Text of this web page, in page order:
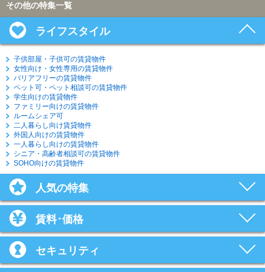
その他の特集一覧
ライフスタイル
子供部屋・子供可の賃貸物件
女性向け・女性専用の賃貸物件
バリアフリーの賃貸物件
ペット可・ペット相談可の賃貸物件
学生向けの賃貸物件
ファミリー向けの賃貸物件
ルームシェア可
二人暮らし向け賃貸物件
外国人向けの賃貸物件
一人暮らし向けの賃貸物件
シニア・高齢者相談可の賃貸物件
SOHO向けの賃貸物件
人気の特集
賃料･価格
セキュリティ